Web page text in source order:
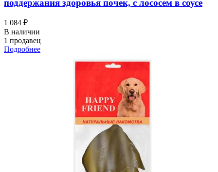
поддержания здоровья почек, с лососем в соусе
1 084 ₽
В наличии
1 продавец
Подробнее